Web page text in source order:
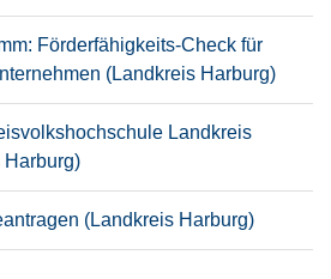
Förderfähigkeits-Check für
(Landkreis Harburg)
Landkreis
Harburg)
(Landkreis Harburg)